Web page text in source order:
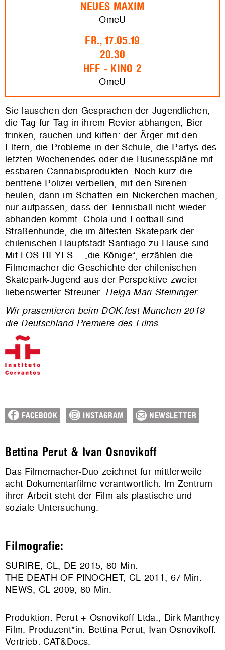
NEUES MAXIM
OmeU
FR., 17.05.19
20.30
HFF - KINO 2
OmeU
Sie lauschen den Gesprächen der Jugendlichen,
die Tag für Tag in ihrem Revier abhängen, Bier
trinken, rauchen und kiffen: der Ärger mit den
Eltern, die Probleme in der Schule, die Partys des
letzten Wochenendes oder die Businesspläne mit
essbaren Cannabisprodukten. Noch kurz die
berittene Polizei verbellen, mit den Sirenen
heulen, dann im Schatten ein Nickerchen machen,
nur aufpassen, dass der Tennisball nicht wieder
abhanden kommt. Chola und Football sind
Straßenhunde, die im ältesten Skatepark der
chilenischen Hauptstadt Santiago zu Hause sind.
Mit LOS REYES – „die Könige“, erzählen die
Filmemacher die Geschichte der chilenischen
Skatepark-Jugend aus der Perspektive zweier
liebenswerter Streuner. Helga-Mari Steininger
Wir präsentieren beim DOK.fest München 2019
die Deutschland-Premiere des Films.
FACEBOOK INSTAGRAM NEWSLETTER
Bettina Perut & Ivan Osnovikoff
Das Filmemacher-Duo zeichnet für mittlerweile
acht Dokumentarfilme verantwortlich. Im Zentrum
ihrer Arbeit steht der Film als plastische und
soziale Untersuchung.
Filmografie:
SURIRE, CL, DE 2015, 80 Min.
THE DEATH OF PINOCHET, CL 2011, 67 Min.
NEWS, CL 2009, 80 Min.
Produktion: Perut + Osnovikoff Ltda., Dirk Manthey
Film. Produzent*in: Bettina Perut, Ivan Osnovikoff.
Vertrieb:CAT&Docs.